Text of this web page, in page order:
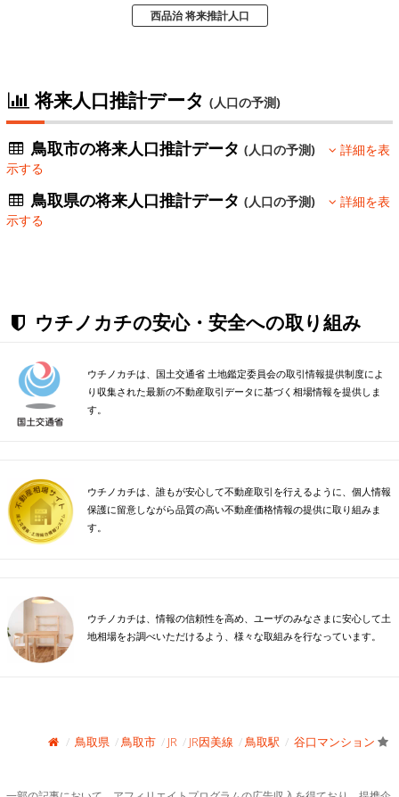
西品治 将来推計人口
将来人口推計データ (人口の予測)
鳥取市の将来人口推計データ(人口の予測)
詳細を表
示する
鳥取県の将来人口推計データ(人口の予測)
詳細を表
示する
ウチノカチの安心・安全への取り組み
ウチノカチは、国土交通省 土地鑑定委員会の取引情報提供制度によ
り収集された最新の不動産取引データに基づく相場情報を提供しま
す。
ウチノカチは、誰もが安心して不動産取引を行えるように、個人情報
保護に留意しながら品質の高い不動産価格情報の提供に取り組みま
す。
ウチノカチは、情報の信頼性を高め、ユーザのみなさまに安心して土
地相場をお調べいただけるよう、様々な取組みを行なっています。
鳥取県 鳥取市 JR JR因美線 鳥取駅 谷口マンション